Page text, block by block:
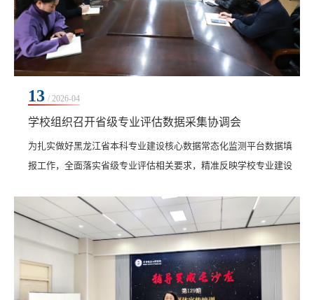
13 / 2026-04
学校组织召开省级专业评估数据采集协调会
为扎实做好黑龙江省本科专业建设核心数据常态化监测平台数据填
报工作，全面落实省级专业评估相关要求，精准反映学校专业建设
召开省级专业评估数据采集协调会，副校长张静出席会议，教务
处、全面质量管理办公室、人事处等相关职能部门负责人、二级学
院教学副院长及部分专业负责人参会，教务处处长李文禹主持会
议。会上，李文禹首先明确了此次数据填报工作的总体要求...